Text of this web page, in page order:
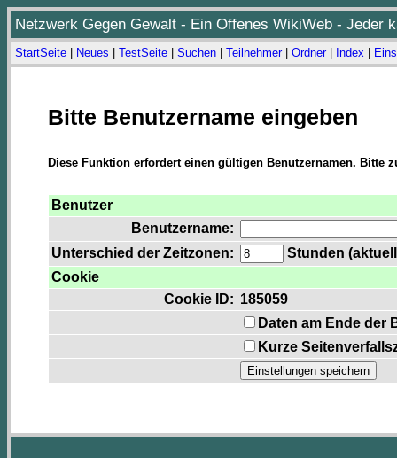
Netzwerk Gegen Gewalt - Ein Offenes WikiWeb - Jeder
StartSeite Neues TestSeite Suchen Teilnehmer| Ordner| Index
Bitte Benutzername eingeben
Diese Funktion erfordert einen gültigen Benutzernamen. Bitte
Benutzer
Benutzername:
Unterschied der Zeitzonen:
Stunden
Cookie
Cookie ID: 185059
Daten am Ende der
Kurze